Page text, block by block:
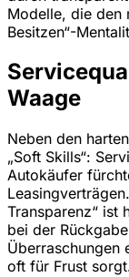
Modelle, die den
Besitzen“-
Waage
Neben den
„Soft Skills“:
Autokäufer
Transparenz“ ist
bei der
Überraschungen
oft für Frust